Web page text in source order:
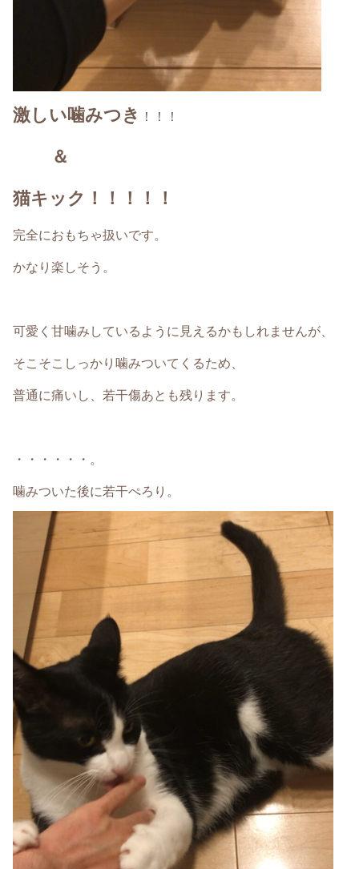
激しい噛みつき ！！！
＆
猫キック！！！！！
完全におもちゃ扱いです。
かなり楽しそう。
可愛く甘噛みしているように見えるかもしれませんが、
そこそこしっかり噛みついてくるため、
普通に痛いし、若干傷あとも残ります。
・・・・・・。
噛みついた後に若干ぺろり。